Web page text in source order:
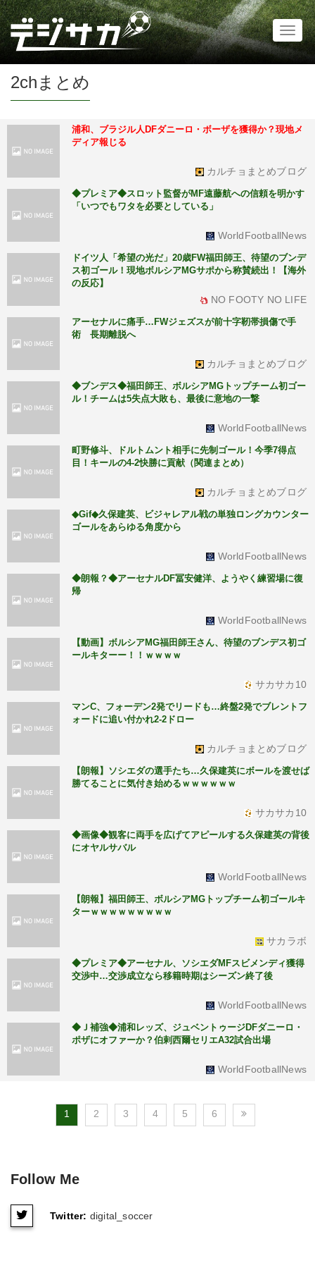
2chまとめ
浦和、ブラジル人DFダニーロ・ボーザを獲得か？現地メ
ディア報じる
カルチョまとめブログ
◆プレミア◆スロット監督がMF遠藤航への信頼を明かす
「いつでもワタを必要としている」
WorldFootballNews
ドイツ人「希望の光だ」20歳FW福田師王、待望のブンデ
ス初ゴール！現地ボルシアMGサポから称賛続出！【海外
の反応】
NO FOOTY NO LIFE
アーセナルに痛手…FWジェズスが前十字靭帯損傷で手
術 長期離脱へ
カルチョまとめブログ
◆ブンデス◆福田師王、ボルシアMGトップチーム初ゴー
ル！チームは5失点大敗も、最後に意地の一撃
WorldFootballNews
町野修斗、ドルトムント相手に先制ゴール！今季7得点
目！キールの4-2快勝に貢献（関連まとめ）
カルチョまとめブログ
◆Gif◆久保建英、ビジャレアル戦の単独ロングカウンター
ゴールをあらゆる角度から
WorldFootballNews
◆朗報？◆アーセナルDF冨安健洋、ようやく練習場に復
帰
WorldFootballNews
【動画】ボルシアMG福田師王さん、待望のブンデス初ゴ
ールキターー！！ｗｗｗｗ
サカサカ10
マンC、フォーデン2発でリードも…終盤2発でブレントフ
ォードに追い付かれ2-2ドロー
カルチョまとめブログ
【朗報】ソシエダの選手たち…久保建英にボールを渡せば
勝てることに気付き始めるｗｗｗｗｗｗ
サカサカ10
◆画像◆観客に両手を広げてアピールする久保建英の背後
にオヤルサバル
WorldFootballNews
【朗報】福田師王、ボルシアMGトップチーム初ゴールキ
ターｗｗｗｗｗｗｗｗｗ
サカラボ
◆プレミア◆アーセナル、ソシエダMFスビメンディ獲得
交渉中…交渉成立なら移籍時期はシーズン終了後
WorldFootballNews
◆Ｊ補強◆浦和レッズ、ジュベントゥージDFダニーロ・
ポザにオファーか？伯剌西爾セリエA32試合出場
WorldFootballNews
1 2 3 4 5 6
Follow Me
Twitter: digital_soccer